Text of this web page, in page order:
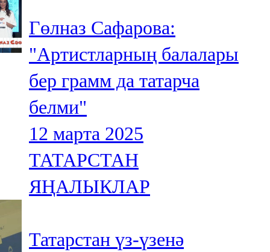
Гөлназ Сафарова:
"Артистларның балалары
бер грамм да татарча
белми"
12 марта 2025
ТАТАРСТАН
ЯҢАЛЫКЛАР
Татарстан үз-үзенә